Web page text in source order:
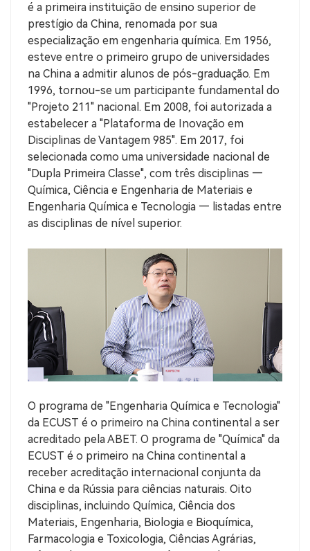
é a primeira instituição de ensino superior de
prestígio da China, renomada por sua
especialização em engenharia química. Em 1956,
esteve entre o primeiro grupo de universidades
na China a admitir alunos de pós-graduação. Em
1996, tornou-se um participante fundamental do
"Projeto 211" nacional. Em 2008, foi autorizada a
estabelecer a "Plataforma de Inovação em
Disciplinas de Vantagem 985". Em 2017, foi
selecionada como uma universidade nacional de
"Dupla Primeira Classe", com três disciplinas —
Química, Ciência e Engenharia de Materiais e
Engenharia Química e Tecnologia — listadas entre
as disciplinas de nível superior.
O programa de "Engenharia Química e Tecnologia"
da ECUST é o primeiro na China continental a ser
acreditado pela ABET. O programa de "Química" da
ECUST é o primeiro na China continental a
receber acreditação internacional conjunta da
China e da Rússia para ciências naturais. Oito
disciplinas, incluindo Química, Ciência dos
Materiais, Engenharia, Biologia e Bioquímica,
Farmacologia e Toxicologia, Ciências Agrárias,